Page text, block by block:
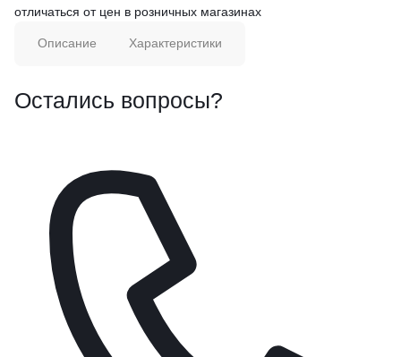
отличаться от цен в розничных магазинах
Описание Характеристики
Остались вопросы?